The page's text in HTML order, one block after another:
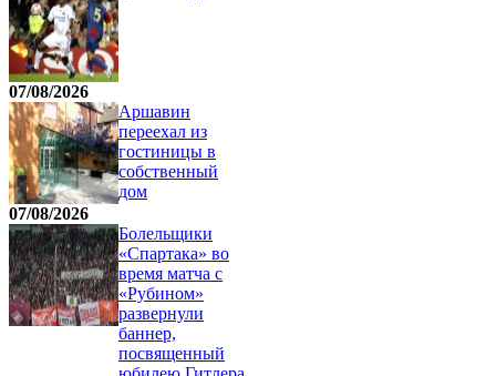
07/08/2026
Аршавин
переехал из
гостиницы в
собственный
дом
07/08/2026
Болельщики
«Спартака» во
время матча с
«Рубином»
развернули
баннер,
посвященный